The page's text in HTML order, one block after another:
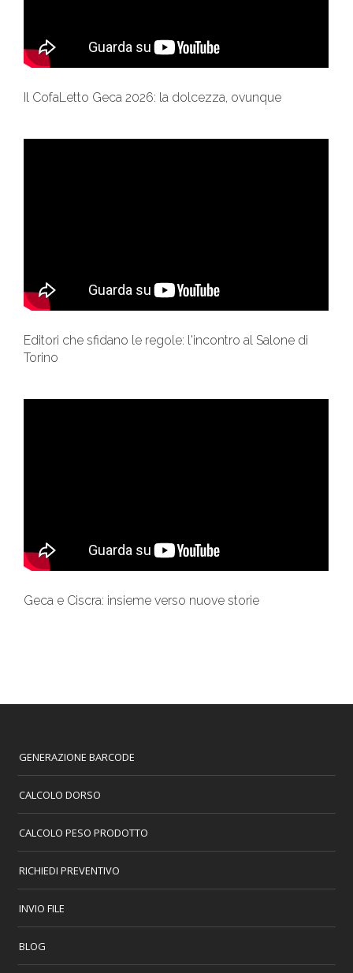
Il CofaLetto Geca 2026: la dolcezza, ovunque
Editori che sfidano le regole: l'incontro al Salone di
Torino
Geca e Ciscra: insieme verso nuove storie
GENERAZIONE BARCODE
CALCOLO DORSO
CALCOLO PESO PRODOTTO
RICHIEDI PREVENTIVO
INVIO FILE
BLOG